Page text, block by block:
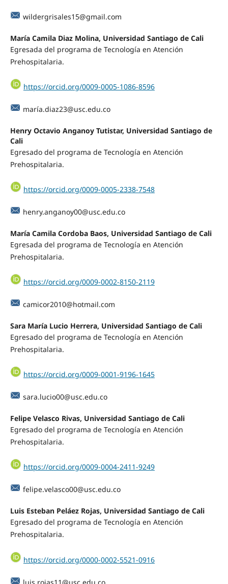
wildergrisales15@gmail.com
María Camila Diaz Molina, Universidad Santiago de Cali
Egresada del programa de Tecnología en Atención
Prehospitalaria.
https://orcid.org/0009-0005-1086-8596
maría.diaz23@usc.edu.co
Henry Octavio Anganoy Tutistar, Universidad Santiago de
Cali
Egresado del programa de Tecnología en Atención
Prehospitalaria.
https://orcid.org/0009-0005-2338-7548
henry.anganoy00@usc.edu.co
María Camila Cordoba Baos, Universidad Santiago de Cali
Egresada del programa de Tecnología en Atención
Prehospitalaria.
https://orcid.org/0009-0002-8150-2119
camicor2010@hotmail.com
Sara María Lucio Herrera, Universidad Santiago de Cali
Egresado del programa de Tecnología en Atención
Prehospitalaria.
https://orcid.org/0009-0001-9196-1645
sara.lucio00@usc.edu.co
Felipe Velasco Rivas, Universidad Santiago de Cali
Egresado del programa de Tecnología en Atención
Prehospitalaria.
https://orcid.org/0009-0004-2411-9249
felipe.velasco00@usc.edu.co
Luis Esteban Peláez Rojas, Universidad Santiago de Cali
Egresado del programa de Tecnología en Atención
Prehospitalaria.
https://orcid.org/0000-0002-5521-0916
luis.rojas11@usc.edu.co